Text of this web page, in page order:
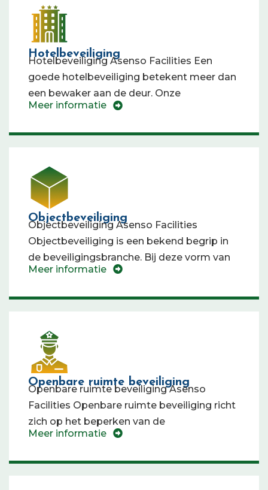
Hotelbeveiliging
Hotelbeveiliging Asenso Facilities Een
goede hotelbeveiliging betekent meer dan
een bewaker aan de deur. Onze
Meer informatie
Objectbeveiliging
Objectbeveiliging Asenso Facilities
Objectbeveiliging is een bekend begrip in
de beveiligingsbranche. Bij deze vorm van
Meer informatie
Openbare ruimte beveiliging
Openbare ruimte beveiliging Asenso
Facilities Openbare ruimte beveiliging richt
zich op het beperken van de
Meer informatie